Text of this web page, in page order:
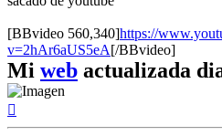
[BBvideo 560,340]https://
v=2hAr6aUS5eA[/BBvideo]
Mi web actualizada